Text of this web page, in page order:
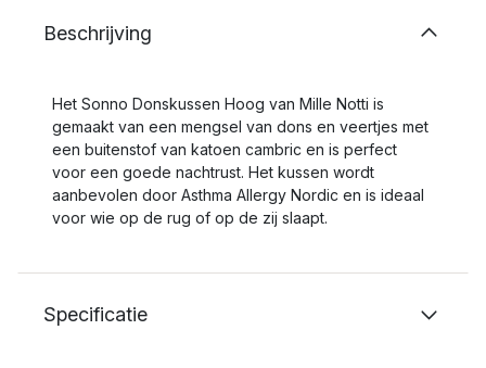
Beschrijving
Het Sonno Donskussen Hoog van Mille Notti is
gemaakt van een mengsel van dons en veertjes met
een buitenstof van katoen cambric en is perfect
voor een goede nachtrust. Het kussen wordt
aanbevolen door Asthma Allergy Nordic en is ideaal
voor wie op de rug of op de zij slaapt.
Specificatie